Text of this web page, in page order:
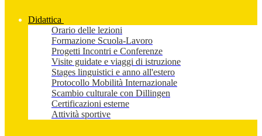
Didattica
Orario delle lezioni
Formazione Scuola-Lavoro
Progetti Incontri e Conferenze
Visite guidate e viaggi di istruzione
Stages linguistici e anno all'estero
Protocollo Mobilità Internazionale
Scambio culturale con Dillingen
Certificazioni esterne
Attività sportive